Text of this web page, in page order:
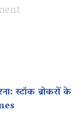
स्टॉक ब्रोकरों के